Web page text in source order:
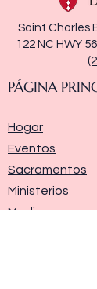
Saint Charles
122 NC HWY
PÁGINA
Hogar
Eventos
Sacramentos
Ministerios
Media